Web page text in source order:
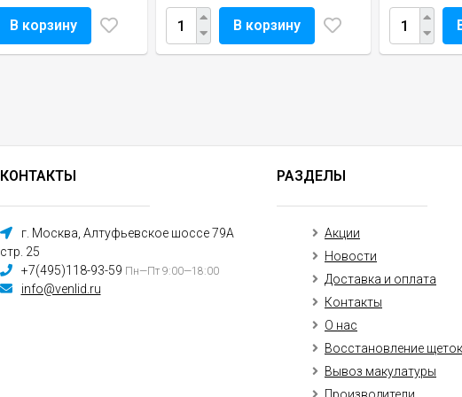
В корзину В корзину
КОНТАКТЫ
г. Москва, Алтуфьевское шоссе 79А
стр. 25
+7(495)118-93-59 Пн—Пт 9:00—18:00
info@venlid.ru
РАЗДЕЛЫ
Акции
Новости
Доставка и оплата
Контакты
О нас
Восстановление щеток
Вывоз макулатуры